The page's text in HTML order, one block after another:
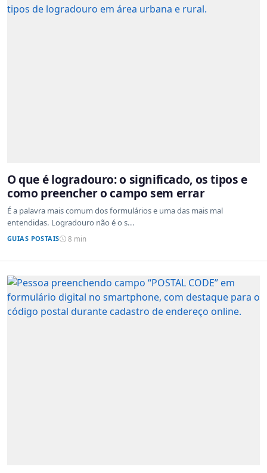
O que é logradouro: o significado, os tipos e
como preencher o campo sem errar
É a palavra mais comum dos formulários e uma das mais mal
entendidas. Logradouro não é o s...
GUIAS POSTAIS 8 min